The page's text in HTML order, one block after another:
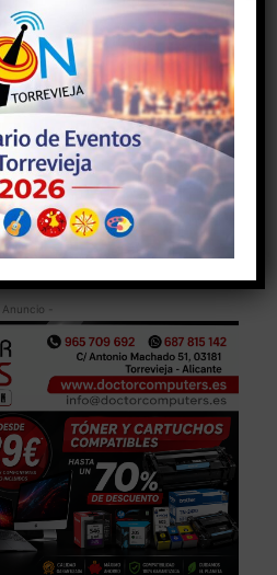
la afición
un mensaje claro: la
La ciudad de Torrevieja está
equipo en un momento
un antes y un después en
-